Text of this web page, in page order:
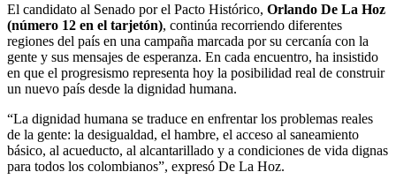
El candidato al Senado por el Pacto Histórico, Orlando De La Hoz
(número 12 en el tarjetón), continúa recorriendo diferentes
regiones del país en una campaña marcada por su cercanía con la
gente y sus mensajes de esperanza. En cada encuentro, ha insistido
en que el progresismo representa hoy la posibilidad real de construir
un nuevo país desde la dignidad humana.
“La dignidad humana se traduce en enfrentar los problemas reales
de la gente: la desigualdad, el hambre, el acceso al saneamiento
básico, al acueducto, al alcantarillado y a condiciones de vida dignas
para todos los colombianos”, expresó De La Hoz.